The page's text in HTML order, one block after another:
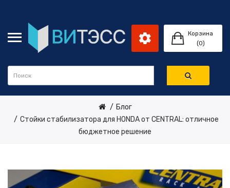
Корзина
(0)
Блог
Стойки стабилизатора для HONDA от CENTRAL: отличное
бюджетное решение